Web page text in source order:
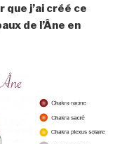
j’ai créé ce
de l’Âne en